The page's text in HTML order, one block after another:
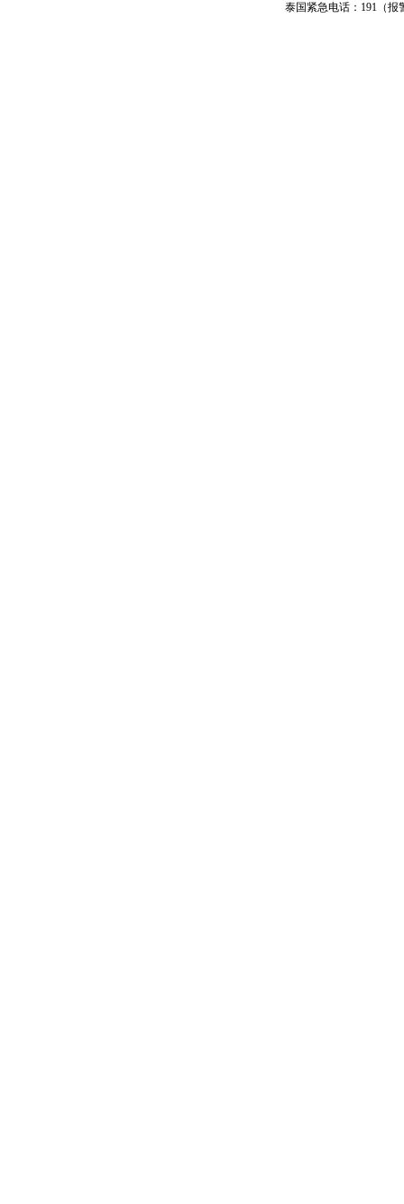
泰国紧急电话：191（报